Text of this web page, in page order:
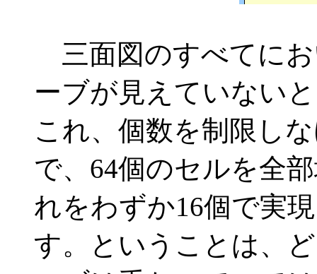
三面図のすべてに
ーブが見えていない
これ、個数を制限し
で、64個のセルを全
れをわずか16個で実
す。ということは、